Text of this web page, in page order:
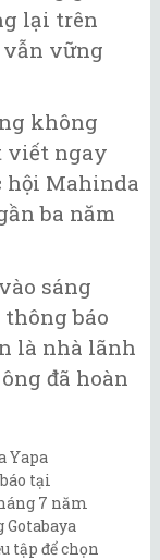
lại trên
vẫn vững
không
viết ngay
hội Mahinda
ba năm
sáng
báo
là nhà lãnh
đã hoàn